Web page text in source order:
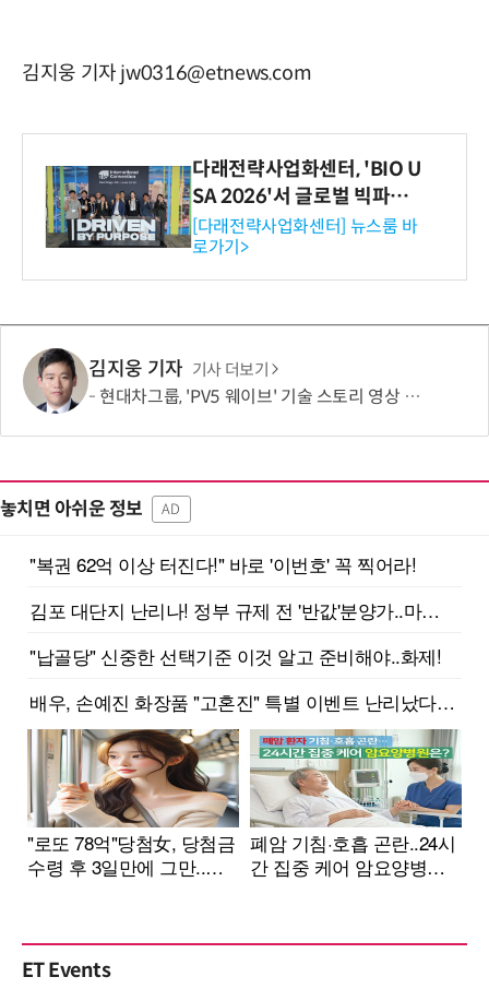
김지웅 기자 jw0316@etnews.com
다래전략사업화센터, 'BIO U
SA 2026'서 글로벌 빅파마
와의 비즈니스 미팅 지원…K
-바이오 해외 진출 교두보 확
보
[다래전략사업화센터] 뉴스룸 바
로가기>
김지웅 기자 기사 더보기
현대차그룹, 'PV5 웨이브' 기술 스토리 영상 조회수 1000만뷰 돌파
놓치면 아쉬운 정보 AD
ET Events